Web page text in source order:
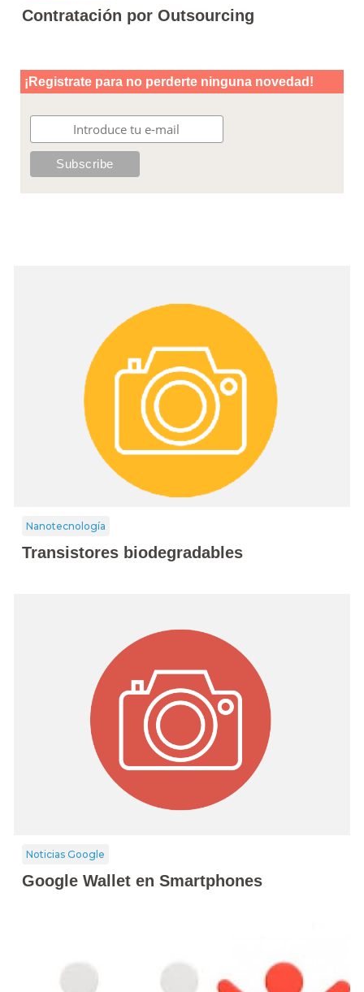
Contratación por Outsourcing
Nanotecnología
Transistores biodegradables
Noticias Google
Google Wallet en Smartphones